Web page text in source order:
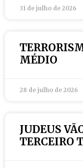
31 de julho de 2026
MÉDIO
28 de julho de 2026
JUDEUS
TERCEIRO